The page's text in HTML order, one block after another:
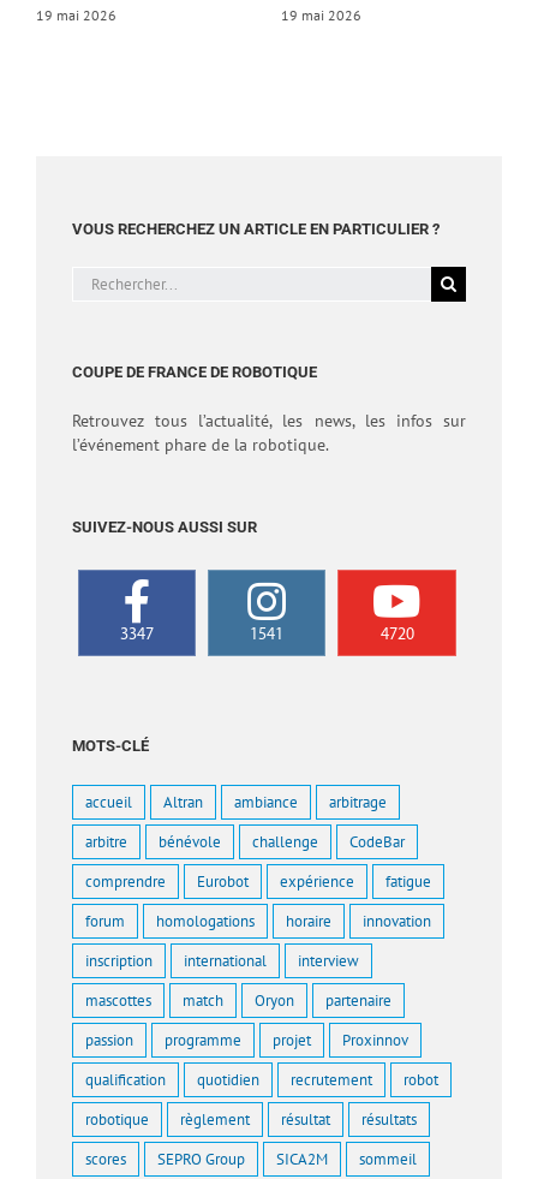
19 mai 2026 19 mai 2026
VOUS RECHERCHEZ UN ARTICLE EN PARTICULIER ?
Rechercher:
COUPE DE FRANCE DE ROBOTIQUE
Retrouvez tous l’actualité, les news, les infos sur
l’événement phare de la robotique.
SUIVEZ-NOUS AUSSI SUR
3347 1541 4720
MOTS-CLÉ
accueil Altran ambiance arbitrage
arbitre bénévole challenge CodeBar
comprendre Eurobot expérience fatigue
forum homologations horaire innovation
inscription international interview
mascottes match Oryon partenaire
passion programme projet Proxinnov
qualification quotidien recrutement robot
robotique règlement résultat résultats
scores SEPRO Group SICA2M sommeil